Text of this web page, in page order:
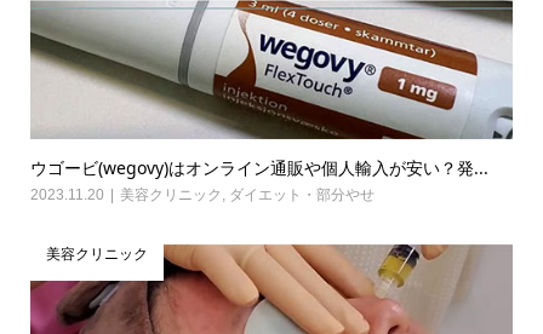
ウゴービ(wegovy)はオンライン通販や個人輸入が安い？発...
2023.11.20 美容クリニック , ダイエット・部分やせ
美容クリニック